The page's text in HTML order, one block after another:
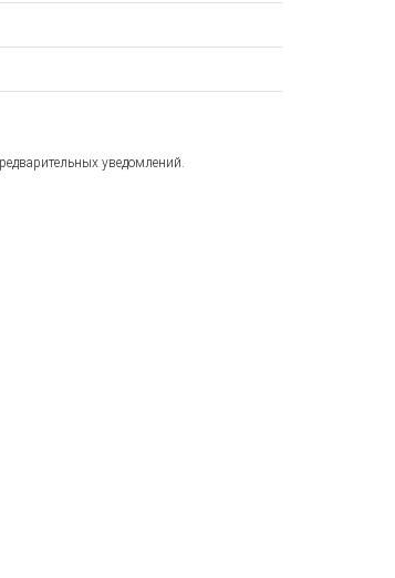
уведомлений.